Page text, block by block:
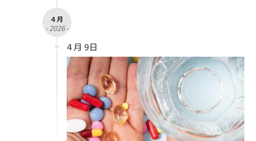
4 月
- 2026 -
4 月 9日